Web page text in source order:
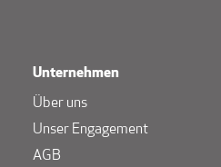
Unternehmen
Über uns
Unser Engagement
AGB